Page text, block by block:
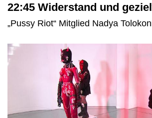
22:45 Widerstand und
„Pussy Riot“ Mitglied Nadya